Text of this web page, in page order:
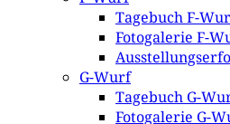
Tagebuch F-
Fotogalerie F-
G-Wurf
Tagebuch G-
Fotogalerie G-